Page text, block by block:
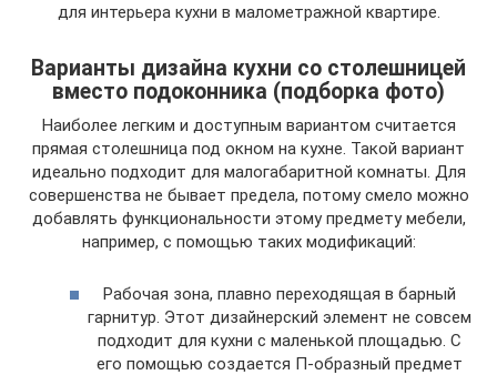
для интерьера кухни в малометражной квартире.
Варианты дизайна кухни со столешницей
вместо подоконника (подборка фото)
Наиболее легким и доступным вариантом считается
прямая столешница под окном на кухне. Такой вариант
идеально подходит для малогабаритной комнаты. Для
совершенства не бывает предела, потому смело можно
добавлять функциональности этому предмету мебели,
например, с помощью таких модификаций:
Рабочая зона, плавно переходящая в барный
гарнитур. Этот дизайнерский элемент не совсем
подходит для кухни с маленькой площадью. С
его помощью создается П-образный предмет